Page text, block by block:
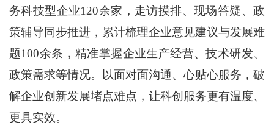
务科技型企业120余家，走访摸排、现场答疑、政
策辅导同步推进，累计梳理企业意见建议与发展难
题100余条，精准掌握企业生产经营、技术研发、
政策需求等情况。以面对面沟通、心贴心服务，破
解企业创新发展堵点难点，让科创服务更有温度、
更具实效。